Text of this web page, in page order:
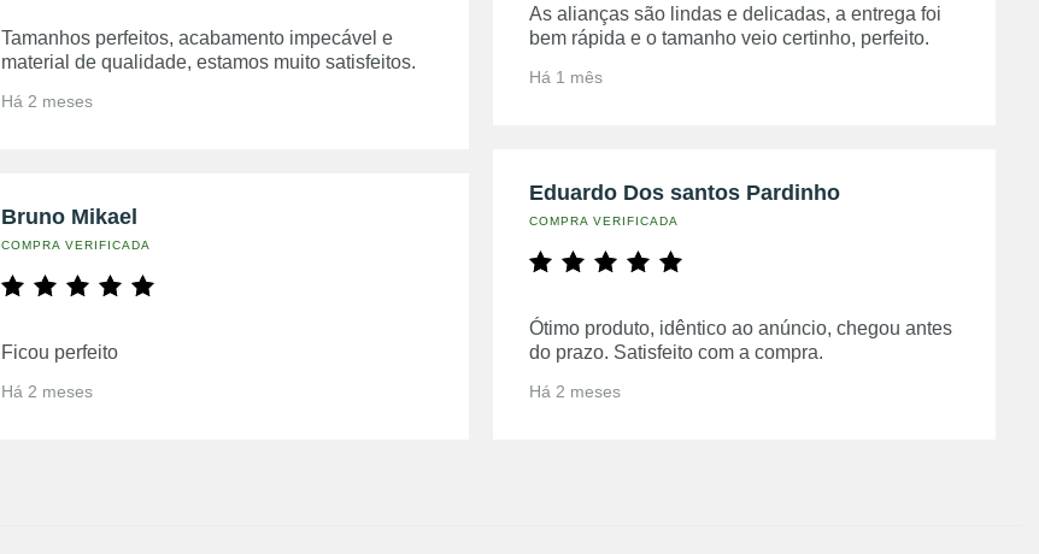
Tamanhos perfeitos, acabamento impecável e
material de qualidade, estamos muito satisfeitos.
Há 2 meses
Bruno Mikael
COMPRA VERIFICADA
Ficou perfeito
Há 2 meses
As alianças são lindas e delicadas, a entrega foi
bem rápida e o tamanho veio certinho, perfeito.
Há 1 mês
Eduardo Dos santos Pardinho
COMPRA VERIFICADA
Ótimo produto, idêntico ao anúncio, chegou antes
do prazo. Satisfeito com a compra.
Há 2 meses